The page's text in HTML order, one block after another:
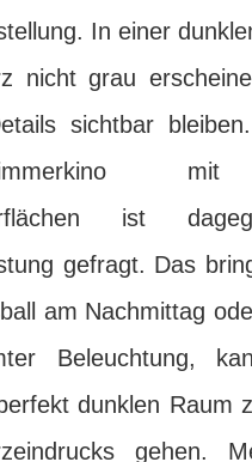
In einer
nicht grau
sichtbar
ist
gefragt. Das
am Nachmittag
Beleuchtung,
dunklen Raum
gehen.